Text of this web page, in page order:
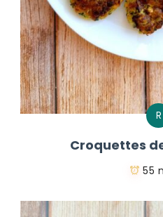
R
Croquettes
55